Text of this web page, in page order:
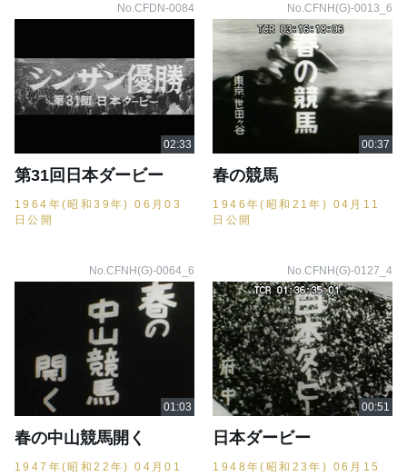
No.CFDN-0084
第31回日本ダービー
1964年(昭和39年) 06月03
日公開
No.CFNH(G)-0013_6
春の競馬
1946年(昭和21年) 04月11
日公開
No.CFNH(G)-0064_6
春の中山競馬開く
1947年(昭和22年) 04月01
No.CFNH(G)-0127_4
日本ダービー
1948年(昭和23年) 06月15